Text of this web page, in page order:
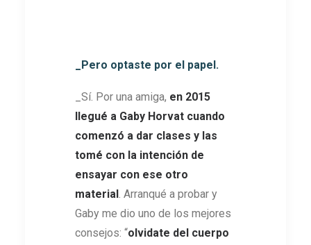
_Pero optaste por el papel.
_Sí. Por una amiga, en 2015
llegué a Gaby Horvat cuando
comenzó a dar clases y las
tomé con la intención de
ensayar con ese otro
material. Arranqué a probar y
Gaby me dio uno de los mejores
consejos: “olvidate del cuerpo